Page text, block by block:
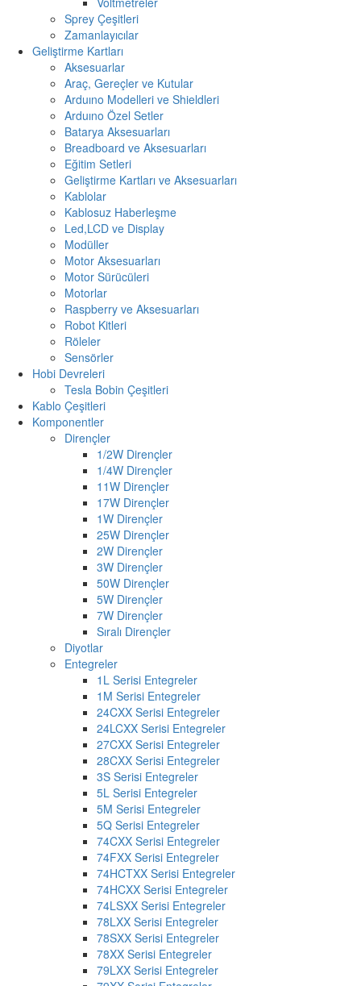
Sprey Çeşitleri
Zamanlayıcılar
Geliştirme Kartları
Aksesuarlar
Araç, Gereçler ve Kutular
Arduıno Modelleri ve Shieldleri
Arduıno Özel Setler
Batarya Aksesuarları
Breadboard ve Aksesuarları
Eğitim Setleri
Geliştirme Kartları ve Aksesuarları
Kablolar
Kablosuz Haberleşme
Led,LCD ve Display
Modüller
Motor Aksesuarları
Motor Sürücüleri
Motorlar
Raspberry ve Aksesuarları
Robot Kitleri
Röleler
Sensörler
Hobi Devreleri
Tesla Bobin Çeşitleri
Kablo Çeşitleri
Komponentler
Dirençler
1/2W Dirençler
1/4W Dirençler
11W Dirençler
17W Dirençler
1W Dirençler
25W Dirençler
2W Dirençler
3W Dirençler
50W Dirençler
5W Dirençler
7W Dirençler
Sıralı Dirençler
Diyotlar
Entegreler
1L Serisi Entegreler
1M Serisi Entegreler
24CXX Serisi Entegreler
24LCXX Serisi Entegreler
27CXX Serisi Entegreler
28CXX Serisi Entegreler
3S Serisi Entegreler
5L Serisi Entegreler
5M Serisi Entegreler
5Q Serisi Entegreler
74CXX Serisi Entegreler
74FXX Serisi Entegreler
74HCTXX Serisi Entegreler
74HCXX Serisi Entegreler
74LSXX Serisi Entegreler
78LXX Serisi Entegreler
78SXX Serisi Entegreler
78XX Serisi Entegreler
79LXX Serisi Entegreler